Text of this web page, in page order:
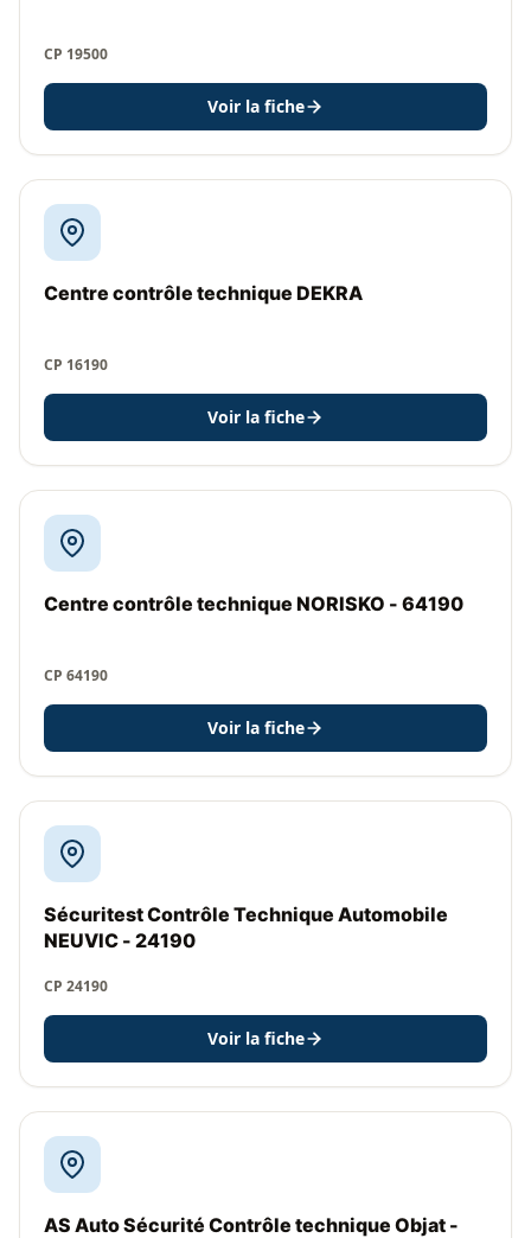
CP 19500
Voir la fiche
Centre contrôle technique DEKRA
CP 16190
Voir la fiche
Centre contrôle technique NORISKO - 64190
CP 64190
Voir la fiche
Sécuritest Contrôle Technique Automobile
NEUVIC - 24190
CP 24190
Voir la fiche
AS Auto Sécurité Contrôle technique Objat -